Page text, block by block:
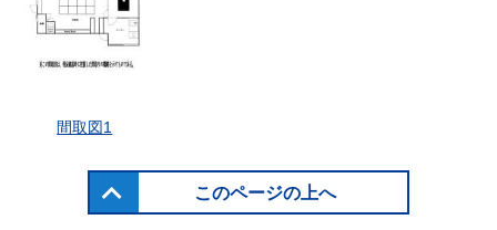
間取図1
このページの上へ